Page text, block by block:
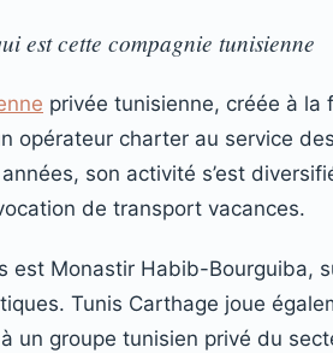
est cette compagnie tunisienne
privée tunisienne, créée à la
opérateur charter au service
son activité s’est
de transport vacances.
est Monastir Habib-Bourguiba,
Tunis Carthage joue
un groupe tunisien privé du